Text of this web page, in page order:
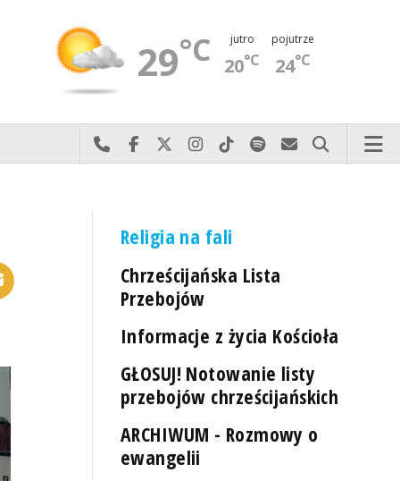
29°C jutro
20°C
pojutrze
24°C
Najlepiej po prostu do nas zadzwoń
Odwiedź nas na Facebook-u
Odwiedź nas na X
Odwiedź nas na Instagram-ie
Odwiedź nas na TikTok-u
Szukaj nas na Spotify
Wyślij do nas
Szukaj
Religia na fali
Chrześcijańska Lista
Przebojów
Informacje z życia Kościoła
GŁOSUJ! Notowanie listy
przebojów chrześcijańskich
ARCHIWUM - Rozmowy o
ewangelii